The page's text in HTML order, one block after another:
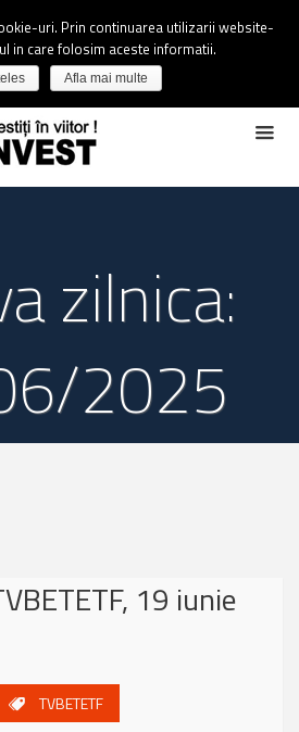
zilnica:
2025
19 iunie
TVBETETF
uri. Prin continuarea utilizarii website-
in care folosim aceste informatii.
Afla mai multe